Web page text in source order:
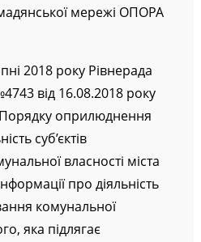
мережі ОПОРА
2018 року Рівнерада
від 16.08.2018 року
оприлюднення
суб’єктів
власності міста
про діяльність
комунальної
яка підлягає